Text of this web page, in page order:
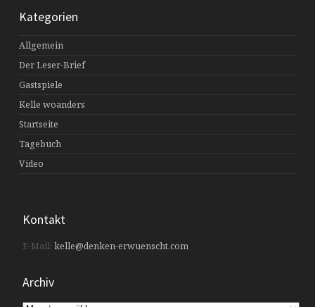
Kategorien
Allgemein
Der Leser-Brief
Gastspiele
Kelle woanders
Startseite
Tagebuch
Video
Kontakt
E-Mail:kelle@denken-erwuenscht.com
Archiv